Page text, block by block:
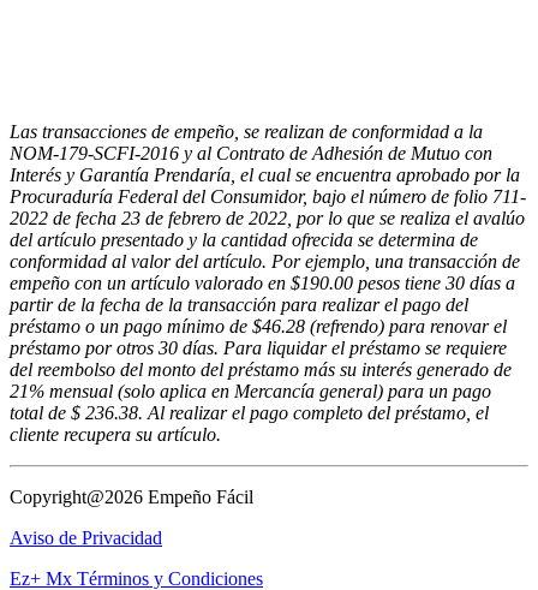
Las transacciones de empeño, se realizan de conformidad a la
NOM-179-SCFI-2016 y al Contrato de Adhesión de Mutuo con
Interés y Garantía Prendaría, el cual se encuentra aprobado por la
Procuraduría Federal del Consumidor, bajo el número de folio 711-
2022 de fecha 23 de febrero de 2022, por lo que se realiza el avalúo
del artículo presentado y la cantidad ofrecida se determina de
conformidad al valor del artículo. Por ejemplo, una transacción de
empeño con un artículo valorado en $190.00 pesos tiene 30 días a
partir de la fecha de la transacción para realizar el pago del
préstamo o un pago mínimo de $46.28 (refrendo) para renovar el
préstamo por otros 30 días. Para liquidar el préstamo se requiere
del reembolso del monto del préstamo más su interés generado de
21% mensual (solo aplica en Mercancía general) para un pago
total de $ 236.38. Al realizar el pago completo del préstamo, el
cliente recupera su artículo.
Copyright@2026 Empeño Fácil
Aviso de Privacidad
Ez+ Mx Términos y Condiciones